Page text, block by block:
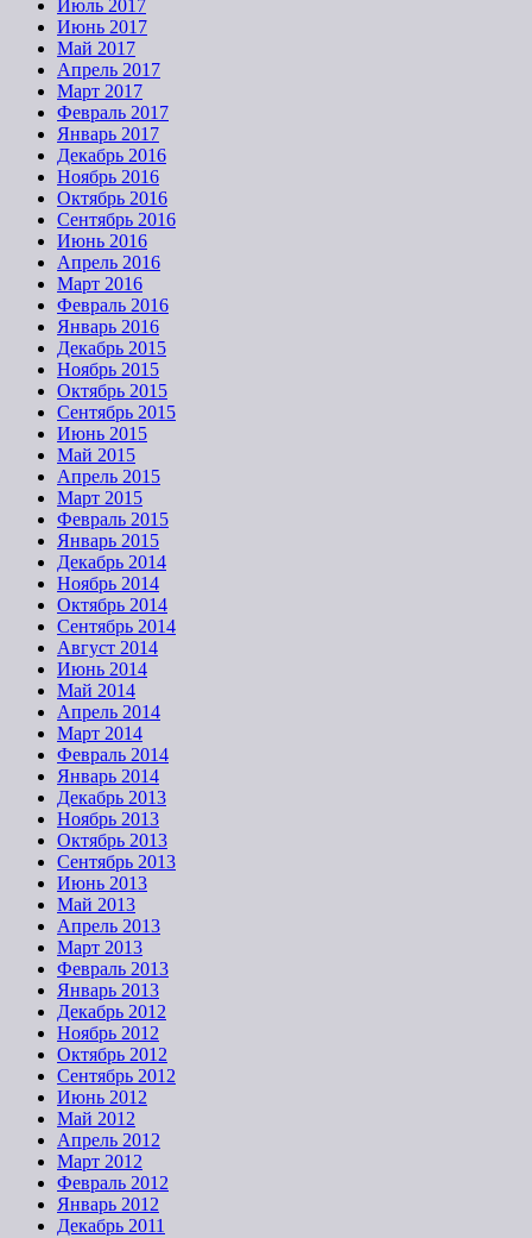
Июль 2017
Июнь 2017
Май 2017
Апрель 2017
Март 2017
Февраль 2017
Январь 2017
Декабрь 2016
Ноябрь 2016
Октябрь 2016
Сентябрь 2016
Июнь 2016
Апрель 2016
Март 2016
Февраль 2016
Январь 2016
Декабрь 2015
Ноябрь 2015
Октябрь 2015
Сентябрь 2015
Июнь 2015
Май 2015
Апрель 2015
Март 2015
Февраль 2015
Январь 2015
Декабрь 2014
Ноябрь 2014
Октябрь 2014
Сентябрь 2014
Август 2014
Июнь 2014
Май 2014
Апрель 2014
Март 2014
Февраль 2014
Январь 2014
Декабрь 2013
Ноябрь 2013
Октябрь 2013
Сентябрь 2013
Июнь 2013
Май 2013
Апрель 2013
Март 2013
Февраль 2013
Январь 2013
Декабрь 2012
Ноябрь 2012
Октябрь 2012
Сентябрь 2012
Июнь 2012
Май 2012
Апрель 2012
Март 2012
Февраль 2012
Январь 2012
Декабрь 2011